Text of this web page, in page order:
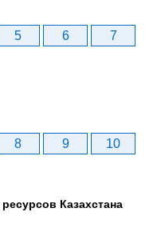
5 6 7
8 9
10
Казахстана